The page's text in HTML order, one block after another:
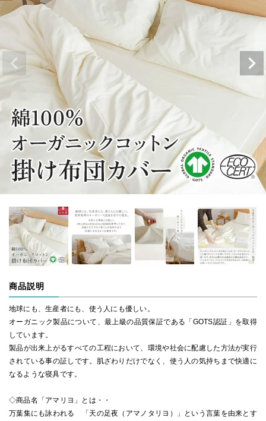
商品説明
地球にも、生産者にも、使う人にも優しい。
オーガニック製品について、最上級の品質保証である「GOTS認証」を取得
しています。
製品が出来上がるすべての工程において、環境や社会に配慮した方法が実行
されている事の証しです。肌ざわりだけでなく、使う人の気持ちまで快適に
なるような寝具です。
◇商品名「アマリヨ」とは・・
万葉集にも詠われる 「天の足夜（アマノタリヨ）」という言葉を由来とす